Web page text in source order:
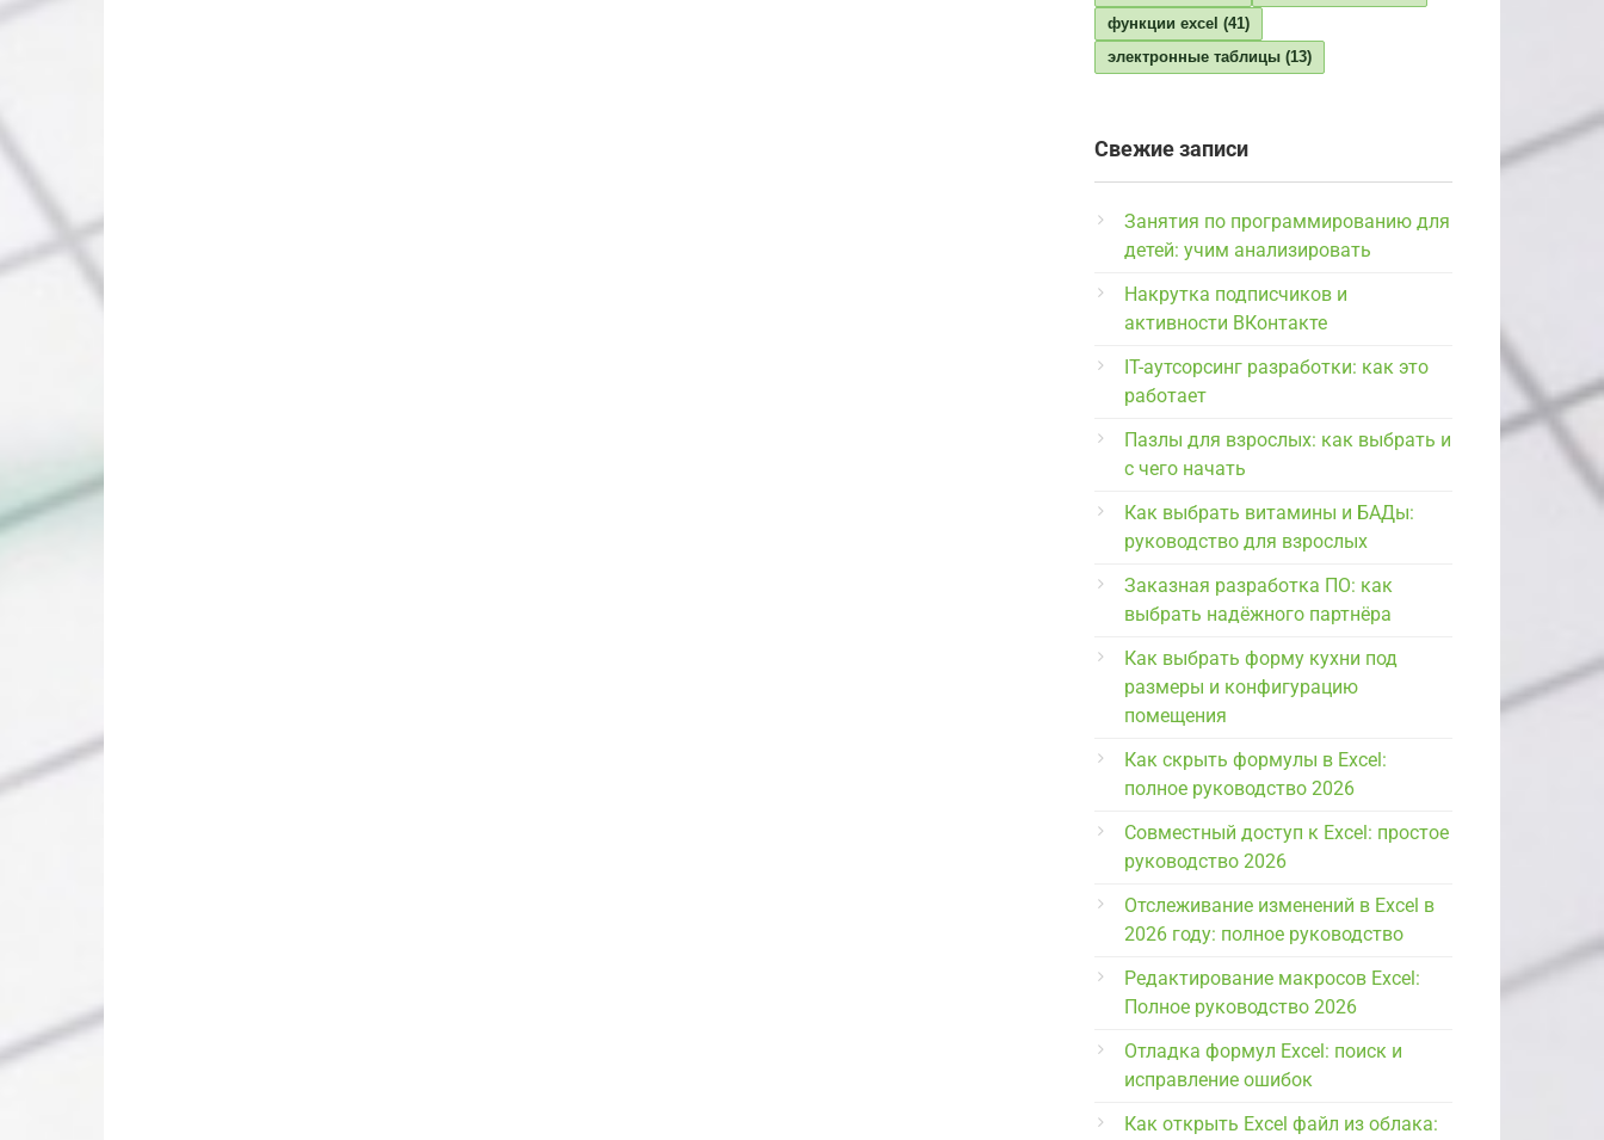
функции excel (41)
электронные таблицы (13)
Свежие записи
Занятия по программированию для
детей: учим анализировать
Накрутка подписчиков и
активности ВКонтакте
IT-аутсорсинг разработки: как это
работает
Пазлы для взрослых: как выбрать и
с чего начать
Как выбрать витамины и БАДы:
руководство для взрослых
Заказная разработка ПО: как
выбрать надёжного партнёра
Как выбрать форму кухни под
размеры и конфигурацию
помещения
Как скрыть формулы в Excel:
полное руководство 2026
Совместный доступ к Excel: простое
руководство 2026
Отслеживание изменений в Excel в
2026 году: полное руководство
Редактирование макросов Excel:
Полное руководство 2026
Отладка формул Excel: поиск и
исправление ошибок
Как открыть Excel файл из облака: